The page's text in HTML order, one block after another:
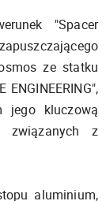
"Spacer
ze statku
jego kluczową
związanych z
aluminium,